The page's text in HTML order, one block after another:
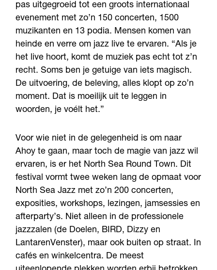
pas uitgegroeid tot een groots internationaal
evenement met zo’n 150 concerten, 1500
muzikanten en 13 podia. Mensen komen van
heinde en verre om jazz live te ervaren. “Als je
het live hoort, komt de muziek pas echt tot z’n
recht. Soms ben je getuige van iets magisch.
De uitvoering, de beleving, alles klopt op zo’n
moment. Dat is moeilijk uit te leggen in
woorden, je voélt het.”
Voor wie niet in de gelegenheid is om naar
Ahoy te gaan, maar toch de magie van jazz wil
ervaren, is er het North Sea Round Town. Dit
festival vormt twee weken lang de opmaat voor
North Sea Jazz met zo’n 200 concerten,
exposities, workshops, lezingen, jamsessies en
afterparty’s. Niet alleen in de professionele
jazzzalen (de Doelen, BIRD, Dizzy en
LantarenVenster), maar ook buiten op straat. In
cafés en winkelcentra. De meest